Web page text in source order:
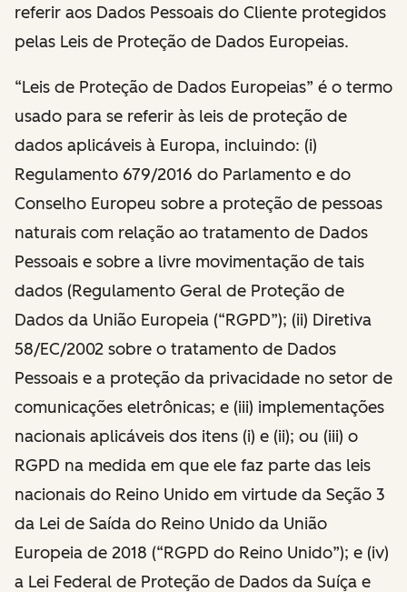
referir aos Dados Pessoais do Cliente protegidos
pelas Leis de Proteção de Dados Europeias.
“Leis de Proteção de Dados Europeias” é o termo
usado para se referir às leis de proteção de
dados aplicáveis à Europa, incluindo: (i)
Regulamento 679/2016 do Parlamento e do
Conselho Europeu sobre a proteção de pessoas
naturais com relação ao tratamento de Dados
Pessoais e sobre a livre movimentação de tais
dados (Regulamento Geral de Proteção de
Dados da União Europeia (“RGPD”); (ii) Diretiva
58/EC/2002 sobre o tratamento de Dados
Pessoais e a proteção da privacidade no setor de
comunicações eletrônicas; e (iii) implementações
nacionais aplicáveis dos itens (i) e (ii); ou (iii) o
RGPD na medida em que ele faz parte das leis
nacionais do Reino Unido em virtude da Seção 3
da Lei de Saída do Reino Unido da União
Europeia de 2018 (“RGPD do Reino Unido”); e (iv)
a Lei Federal de Proteção de Dados da Suíça e